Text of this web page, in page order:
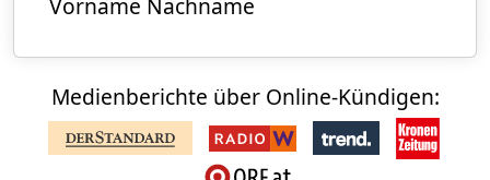
Vorname Nachname
Medienberichte über Online-Kündigen: